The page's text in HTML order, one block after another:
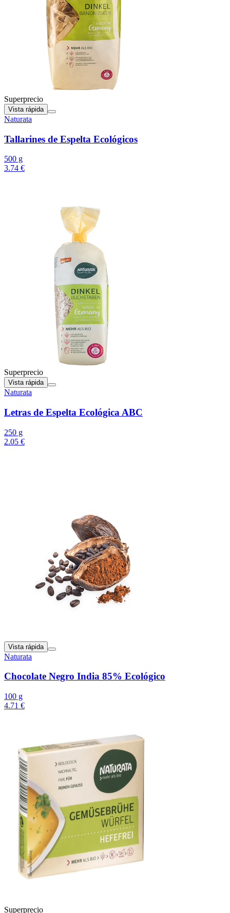
Superprecio
Vista rápida
Naturata
Tallarines de Espelta Ecológicos
500 g
3.74 €
Superprecio
Vista rápida
Naturata
Letras de Espelta Ecológica ABC
250 g
2.05 €
Vista rápida
Naturata
Chocolate Negro India 85% Ecológico
100 g
4.71 €
Superprecio